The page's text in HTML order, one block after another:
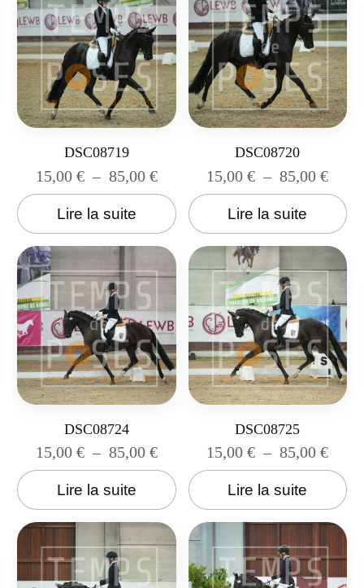
DSC08719
15,00 € – 85,00 €
Lire la suite
DSC08720
15,00€ – 85,00€
Lire la suite
DSC08724
15,00 € – 85,00 €
Lire la suite
DSC08725
15,00€ – 85,00€
Lire la suite